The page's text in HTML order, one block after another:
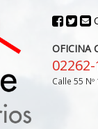
OFICINA
Calle 55